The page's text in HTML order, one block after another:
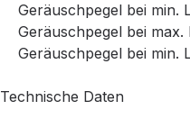
Geräuschpegel bei min.
Geräuschpegel bei max.
Geräuschpegel bei min.
Technische Daten